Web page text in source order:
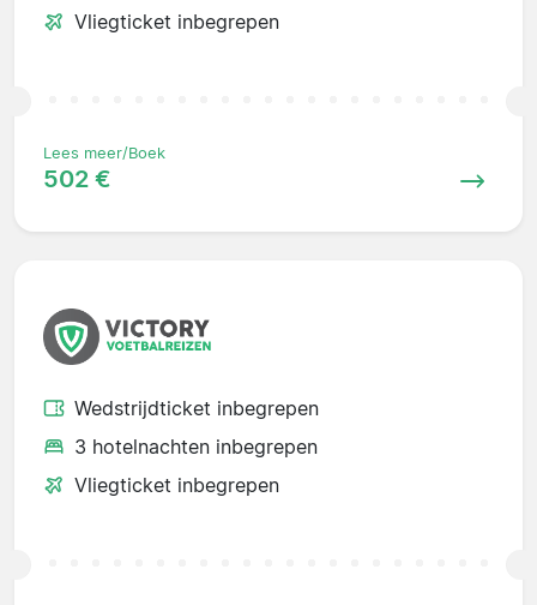
Vliegticket inbegrepen
Lees meer/Boek
502 €
Wedstrijdticket inbegrepen
3 hotelnachten inbegrepen
Vliegticket inbegrepen